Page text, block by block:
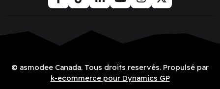
© asmodee Canada. Tous droits reservés. Propulsé par
k-ecommerce pour Dynamics GP